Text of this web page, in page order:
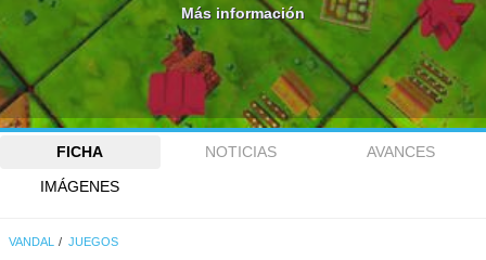
Más información
FICHA NOTICIAS
AVANCES
IMÁGENES
VANDAL JUEGOS